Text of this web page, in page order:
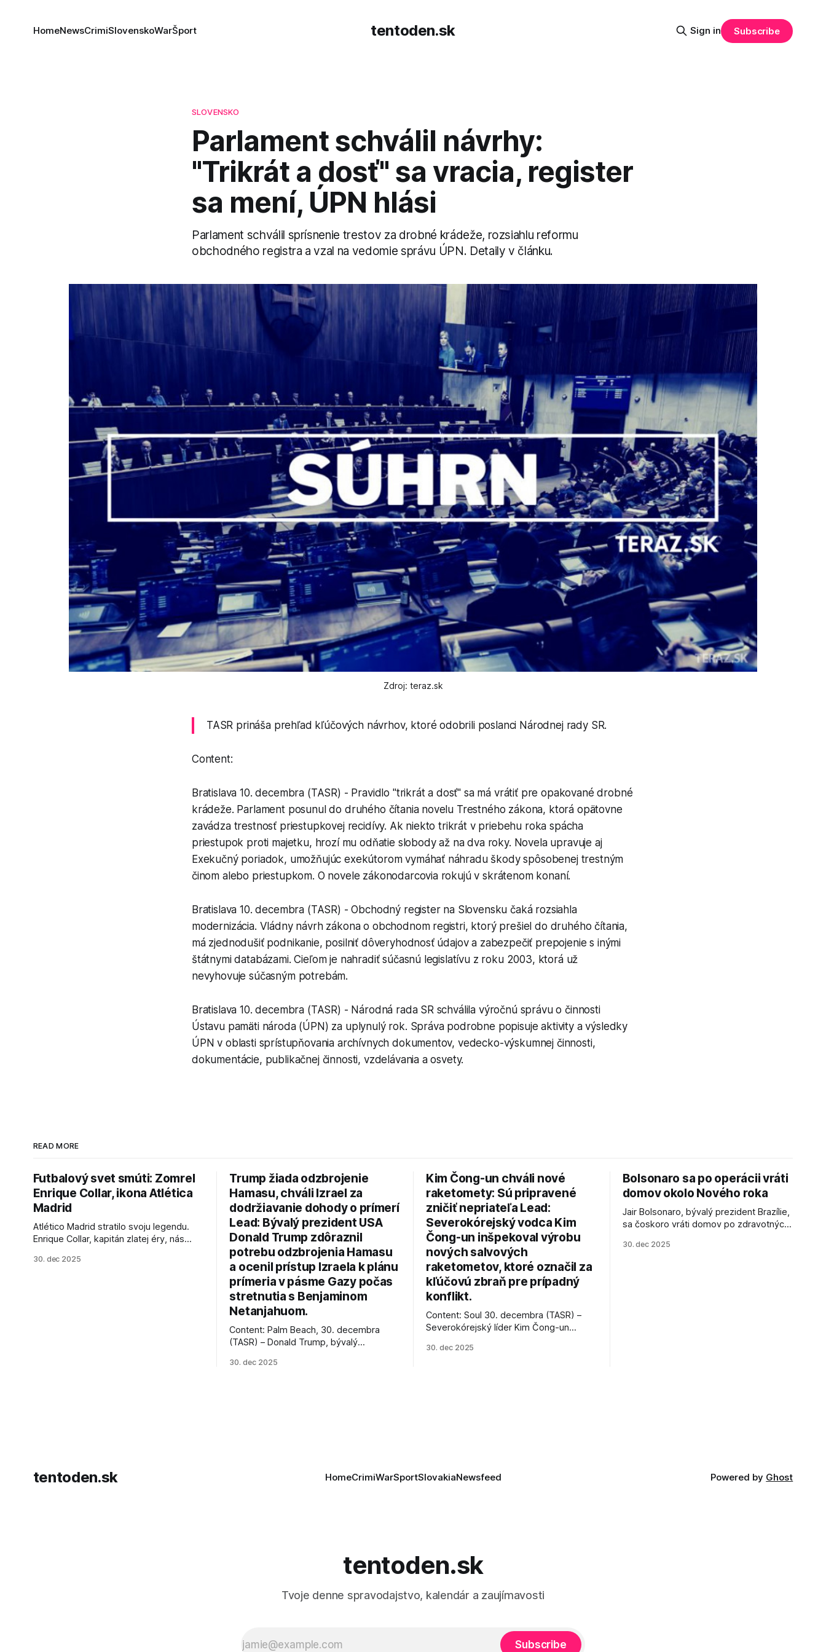
tentoden.sk
HomeNewsCrimiSlovenskoWarŠport Sign in Subscribe
SLOVENSKO
Parlament schválil návrhy:
"Trikrát a dosť" sa vracia, register
sa mení, ÚPN hlási
Parlament schválil sprísnenie trestov za drobné krádeže, rozsiahlu reformu
obchodného registra a vzal na vedomie správu ÚPN. Detaily v článku.
Zdroj: teraz.sk
TASR prináša prehľad kľúčových návrhov, ktoré odobrili poslanci Národnej rady SR.
Content:
Bratislava 10. decembra (TASR) - Pravidlo "trikrát a dosť" sa má vrátiť pre opakované drobné
krádeže. Parlament posunul do druhého čítania novelu Trestného zákona, ktorá opätovne
zavádza trestnosť priestupkovej recidívy. Ak niekto trikrát v priebehu roka spácha
priestupok proti majetku, hrozí mu odňatie slobody až na dva roky. Novela upravuje aj
Exekučný poriadok, umožňujúc exekútorom vymáhať náhradu škody spôsobenej trestným
činom alebo priestupkom. O novele zákonodarcovia rokujú v skrátenom konaní.
Bratislava 10. decembra (TASR) - Obchodný register na Slovensku čaká rozsiahla
modernizácia. Vládny návrh zákona o obchodnom registri, ktorý prešiel do druhého čítania,
má zjednodušiť podnikanie, posilniť dôveryhodnosť údajov a zabezpečiť prepojenie s inými
štátnymi databázami. Cieľom je nahradiť súčasnú legislatívu z roku 2003, ktorá už
nevyhovuje súčasným potrebám.
Bratislava 10. decembra (TASR) - Národná rada SR schválila výročnú správu o činnosti
Ústavu pamäti národa (ÚPN) za uplynulý rok. Správa podrobne popisuje aktivity a výsledky
ÚPN v oblasti sprístupňovania archívnych dokumentov, vedecko-výskumnej činnosti,
dokumentácie, publikačnej činnosti, vzdelávania a osvety.
READ MORE
Futbalový svet smúti: Zomrel
Enrique Collar, ikona Atlética
Madrid
Atlético Madrid stratilo svoju legendu.
Enrique Collar, kapitán zlatej éry, nás
jeho úspechy a odkaz.
30. dec 2025
Trump žiada odzbrojenie
Hamasu, chváli Izrael za
dodržiavanie dohody o prímerí
Lead: Bývalý prezident USA
Donald Trump zdôraznil
potrebu odzbrojenia Hamasu
a ocenil prístup Izraela k plánu
prímeria v pásme Gazy počas
stretnutia s Benjaminom
Netanjahuom.
Content: Palm Beach, 30. decembra
(TASR) – Donald Trump, bývalý
vyhlásil, že odzbrojenie palestínskeho
30. dec 2025
Kim Čong-un chváli nové
raketomety: Sú pripravené
zničiť nepriateľa Lead:
Severokórejský vodca Kim
Čong-un inšpekoval výrobu
nových salvových
raketometov, ktoré označil za
kľúčovú zbraň pre prípadný
konflikt.
Content: Soul 30. decembra (TASR) –
Severokórejský líder Kim Čong-un
najnovšie salvové raketomety a nešetril
30. dec 2025
Bolsonaro sa po operácii vráti
domov okolo Nového roka
Jair Bolsonaro, bývalý prezident Brazílie,
sa čoskoro vráti domov po zdravotných
30. dec 2025
tentoden.sk HomeCrimiWarSportSlovakiaNewsfeed Powered by Ghost
tentoden.sk
Tvoje denne spravodajstvo, kalendár a zaujímavosti
Subscribe